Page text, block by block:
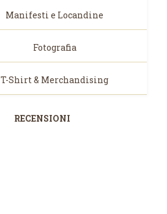
Manifesti e Locandine
Fotografia
T-Shirt & Merchandising
RECENSIONI